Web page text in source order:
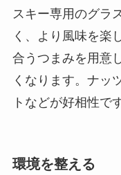
スキー専用のグラ
く、より風味を楽
合うつまみを用意
くなります。ナッ
トなどが好相性で
環境を整える